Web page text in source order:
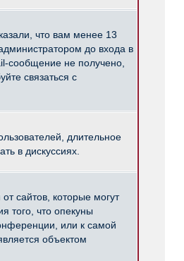
что вам менее 13
до входа в
сообщение не получено,
связаться с
длительное
в дискуссиях.
сайтов, которые могут
того, что опекуны
или к самой
объектом